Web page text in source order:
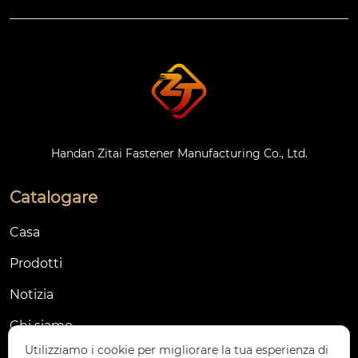
Handan Zitai Fastener Manufacturing Co., Ltd.
Catalogare
Casa
Prodotti
Notizia
Chi siamo
Utilizziamo i cookie per migliorare la tua esperienza di